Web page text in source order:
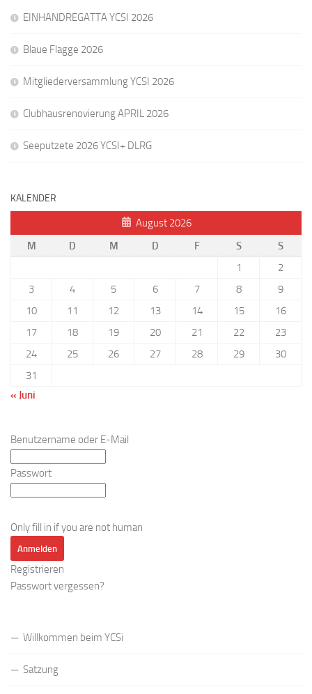
EINHANDREGATTA YCSI 2026
Blaue Flagge 2026
Mitgliederversammlung YCSI 2026
Clubhausrenovierung APRIL 2026
Seeputzete 2026 YCSI+ DLRG
KALENDER
August 2026
M
D M D F S
S
1
2
3
4 5 6 7 8
9
10
11 12 13 14 15
16
17
18 19 20 21 22
23
24
25 26 27 28 29
30
31
« Juni
Benutzername oder E-Mail
Passwort
Only fill in if you are not human
Registrieren
Passwort vergessen?
Willkommen beim YCSi
Satzung